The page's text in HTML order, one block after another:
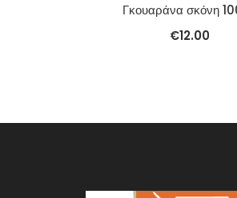
Γκουαράνα σκόνη
€12.00